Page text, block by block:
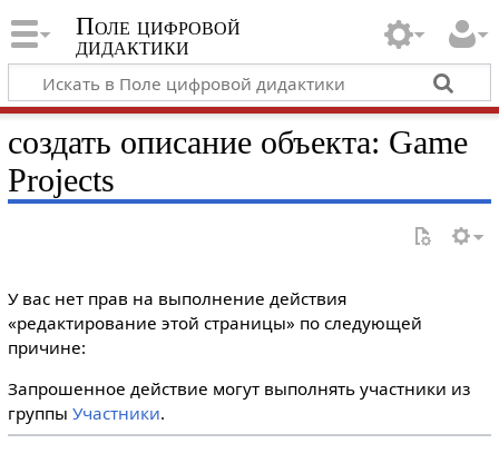
Поле цифровой
дидактики
создать описание объекта: Game
Projects
У вас нет прав на выполнение действия
«редактирование этой страницы» по следующей
причине:
Запрошенное действие могут выполнять участники из
группы Участники.